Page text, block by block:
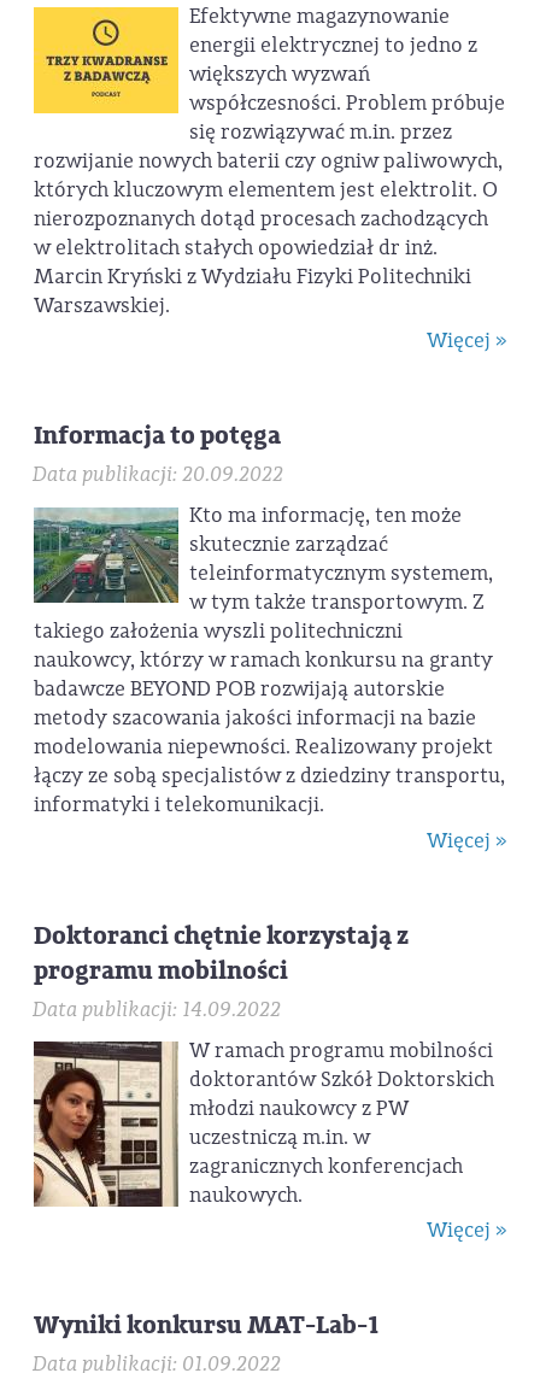
Efektywne magazynowanie
energii elektrycznej to jedno z
większych wyzwań
współczesności. Problem próbuje
się rozwiązywać m.in. przez
rozwijanie nowych baterii czy ogniw paliwowych,
których kluczowym elementem jest elektrolit. O
nierozpoznanych dotąd procesach zachodzących
w elektrolitach stałych opowiedział dr inż.
Marcin Kryński z Wydziału Fizyki Politechniki
Warszawskiej.
Więcej »
Informacja to potęga
Data publikacji: 20.09.2022
Kto ma informację, ten może
skutecznie zarządzać
teleinformatycznym systemem,
w tym także transportowym. Z
takiego założenia wyszli politechniczni
naukowcy, którzy w ramach konkursu na granty
badawcze BEYOND POB rozwijają autorskie
metody szacowania jakości informacji na bazie
modelowania niepewności. Realizowany projekt
łączy ze sobą specjalistów z dziedziny transportu,
informatyki i telekomunikacji.
Więcej »
Doktoranci chętnie korzystają z
programu mobilności
Data publikacji: 14.09.2022
W ramach programu mobilności
doktorantów Szkół Doktorskich
młodzi naukowcy z PW
uczestniczą m.in. w
zagranicznych konferencjach
naukowych.
Więcej »
Wyniki konkursu MAT-Lab-1
Data publikacji: 01.09.2022